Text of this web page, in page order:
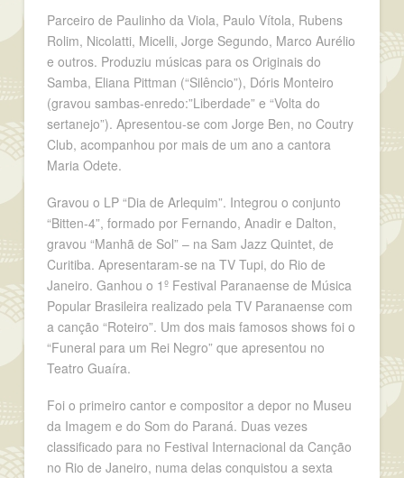
Parceiro de Paulinho da Viola, Paulo Vítola, Rubens
Rolim, Nicolatti, Micelli, Jorge Segundo, Marco Aurélio
e outros. Produziu músicas para os Originais do
Samba, Eliana Pittman (“Silêncio”), Dóris Monteiro
(gravou sambas-enredo:”Liberdade” e “Volta do
sertanejo”). Apresentou-se com Jorge Ben, no Coutry
Club, acompanhou por mais de um ano a cantora
Maria Odete.
Gravou o LP “Dia de Arlequim”. Integrou o conjunto
“Bitten-4”, formado por Fernando, Anadir e Dalton,
gravou “Manhã de Sol” – na Sam Jazz Quintet, de
Curitiba. Apresentaram-se na TV Tupi, do Rio de
Janeiro. Ganhou o 1º Festival Paranaense de Música
Popular Brasileira realizado pela TV Paranaense com
a canção “Roteiro”. Um dos mais famosos shows foi o
“Funeral para um Rei Negro” que apresentou no
Teatro Guaíra.
Foi o primeiro cantor e compositor a depor no Museu
da Imagem e do Som do Paraná. Duas vezes
classificado para no Festival Internacional da Canção
no Rio de Janeiro, numa delas conquistou a sexta